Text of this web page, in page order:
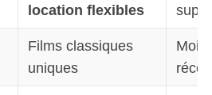
location flexibles
Films classiques
uniques